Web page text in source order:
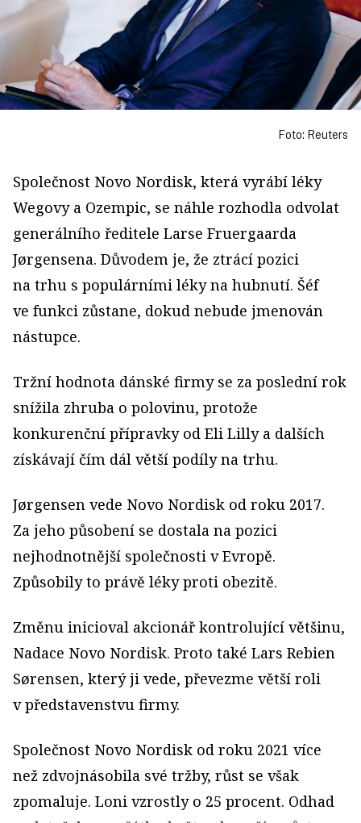
Foto: Reuters
Společnost Novo Nordisk, která vyrábí léky
Wegovy a Ozempic, se náhle rozhodla odvolat
generálního ředitele Larse Fruergaarda
Jørgensena. Důvodem je, že ztrácí pozici
na trhu s populárními léky na hubnutí. Šéf
ve funkci zůstane, dokud nebude jmenován
nástupce.
Tržní hodnota dánské firmy se za poslední rok
snížila zhruba o polovinu, protože
konkurenční přípravky od Eli Lilly a dalších
získávají čím dál větší podíly na trhu.
Jørgensen vede Novo Nordisk od roku 2017.
Za jeho působení se dostala na pozici
nejhodnotnější společnosti v Evropě.
Způsobily to právě léky proti obezitě.
Změnu inicioval akcionář kontrolující většinu,
Nadace Novo Nordisk. Proto také Lars Rebien
Sørensen, který ji vede, převezme větší roli
v představenstvu firmy.
Společnost Novo Nordisk od roku 2021 více
než zdvojnásobila své tržby, růst se však
zpomaluje. Loni vzrostly o 25 procent. Odhad